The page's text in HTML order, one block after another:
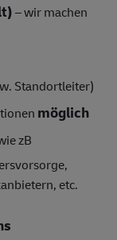
– wir machen
Standortleiter)
möglich
zB
etc.